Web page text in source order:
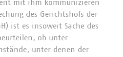
mit ihm kommunizieren
des Gerichtshofs der
ist es insoweit Sache des
ob unter
unter denen der